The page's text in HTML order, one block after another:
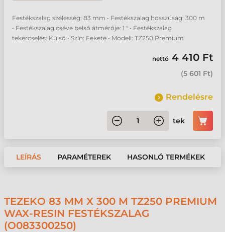
Festékszalag szélesség: 83 mm • Festékszalag hosszúság: 300 m
• Festékszalag cséve belső átmérője: 1 " • Festékszalag
tekercselés: Külső • Szín: Fekete • Modell: TZ250 Premium
nettó 4 410 Ft
(5 601 Ft)
Rendelésre
tek
LEÍRÁS PARAMÉTEREK HASONLÓ TERMÉKEK
TEZEKO 83 MM X 300 M TZ250 PREMIUM
WAX-RESIN FESTÉKSZALAG
(O083300250)